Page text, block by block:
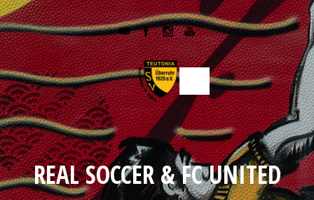
REAL SOCCER & FC UNITED